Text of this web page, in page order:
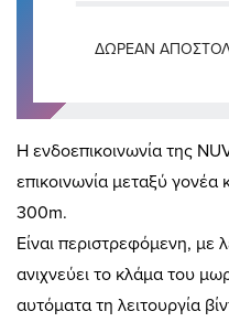
ΔΩΡΕΆΝ
Η ενδοεπικοινωνία της
επικοινωνία μεταξύ γονέα
300m.
Είναι περιστρεφόμενη, με
ανιχνεύει το κλάμα του
αυτόματα τη λειτουργία